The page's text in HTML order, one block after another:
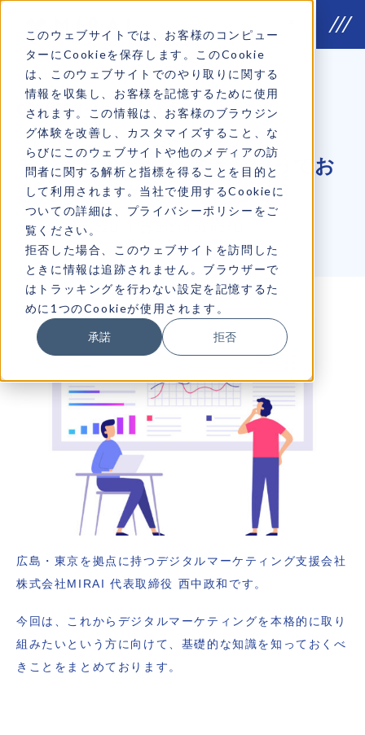
このウェブサイトでは、お客様のコンピュー
ターにCookieを保存します。このCookie
は、このウェブサイトでのやり取りに関する
情報を収集し、お客様を記憶するために使用
されます。この情報は、お客様のブラウジン
グ体験を改善し、カスタマイズすること、な
らびにこのウェブサイトや他のメディアの訪
問者に関する解析と指標を得ることを目的と
して利用されます。当社で使用するCookieに
ついての詳細は、プライバシーポリシーをご
覧ください。
拒否した場合、このウェブサイトを訪問した
ときに情報は追跡されません。ブラウザーで
はトラッキングを行わない設定を記憶するた
めに1つのCookieが使用されます。
承諾 拒否
COLUMN MIRAIコラム
デジタル時代に経営者が知ってお
きたいマーケティングとは
2024年01月23日
広島・東京を拠点に持つデジタルマーケティング支援会社
株式会社MIRAI 代表取締役 西中政和です。
今回は、これからデジタルマーケティングを本格的に取り
組みたいという方に向けて、基礎的な知識を知っておくべ
きことをまとめております。